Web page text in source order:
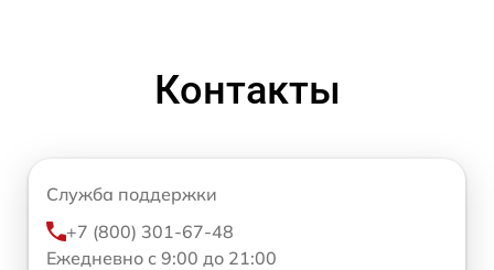
Контакты
Служба поддержки
+7 (800) 301-67-48
Ежедневно с 9:00 до 21:00